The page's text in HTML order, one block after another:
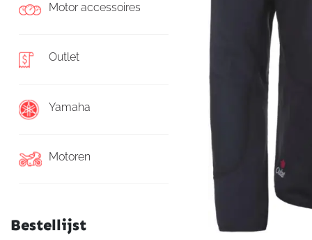
Motor accessoires
Outlet
Yamaha
Motoren
Bestellijst